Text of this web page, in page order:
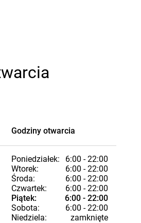
Godziny otwarcia
Poniedziałek:
6:00 - 22:00
Wtorek:
6:00 - 22:00
Środa:
6:00 - 22:00
Czwartek:
6:00 - 22:00
Piątek:
6:00 - 22:00
Sobota:
6:00 - 22:00
Niedziela:
zamknięte